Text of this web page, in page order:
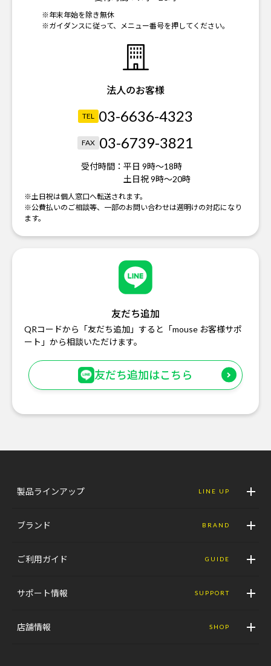
※年末年始を除き無休
※ガイダンスに従って、メニュー番号を押してください。
法人のお客様
TEL 03-6636-4323
FAX 03-6739-3821
受付時間： 平日 9時～18時
土日祝 9時～20時
※土日祝は個人窓口へ転送されます。
※公費払いのご相談等、一部のお問い合わせは週明けの対応になり
ます。
友だち追加
QRコードから「友だち追加」すると「mouse お客様サポ
ート」から相談いただけます。
友だち追加はこちら
製品ラインアップ LINE UP
ブランド BRAND
ご利用ガイド GUIDE
サポート情報 SUPPORT
店舗情報 SHOP